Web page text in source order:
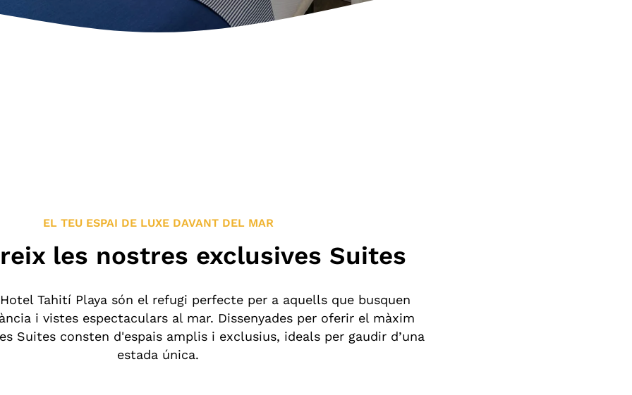
EL TEU ESPAI DE LUXE DAVANT DEL MAR
les nostres exclusives Suites
Tahití Playa són el refugi perfecte per a aquells que busquen
i vistes espectaculars al mar. Dissenyades per oferir el màxim
Suites consten d'espais amplis i exclusius, ideals per gaudir d’una
estada única.